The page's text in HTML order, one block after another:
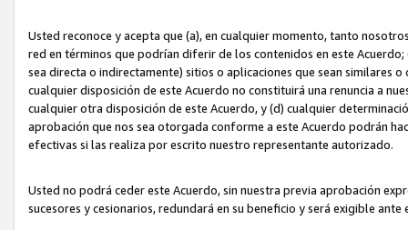
Usted reconoce y acepta que (a), en cualquier momento, tanto
red en términos que podrían diferir de los contenidos en este
sea directa o indirectamente) sitios o aplicaciones que sean similares
cualquier disposición de este Acuerdo no constituirá una renuncia a
cualquier otra disposición de este Acuerdo, y (d) cualquier
aprobación que nos sea otorgada conforme a este Acuerdo podrán
efectivas si las realiza por escrito nuestro representante autorizado.
Usted no podrá ceder este Acuerdo, sin nuestra previa aprobación
sucesores y cesionarios, redundará en su beneficio y será exigible